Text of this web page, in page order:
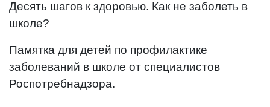
Десять шагов к здоровью. Как не заболеть в
школе?
Памятка для детей по профилактике
заболеваний в школе от специалистов
Роспотребнадзора.